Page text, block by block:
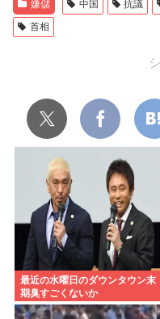
嫌儲 中国 抗議
首相
最近の水曜日のダウンタウン末
期臭すごくないか